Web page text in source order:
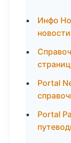
Инфо
Portal
Portal